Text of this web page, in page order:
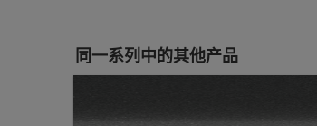
同一系列中的其他产品